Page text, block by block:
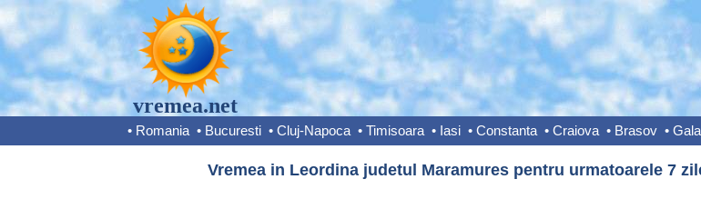
vremea.net
• Romania • Bucuresti • Cluj-Napoca • Timisoara • Iasi • Constanta • Craiova • Brasov •
Vremea in Leordina judetul Maramures pentru urmatoarele 7